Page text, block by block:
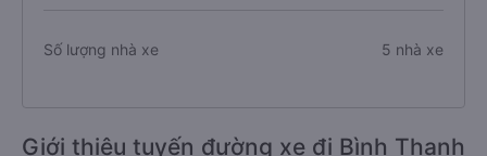
Số lượng nhà xe 5 nhà xe
Giới thiệu tuyến đường xe đi Bình Thạnh